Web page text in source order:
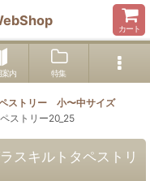
カート
案内 特集
ストリー 小〜中サイズ
ストリー20_25
スキルトタペストリ